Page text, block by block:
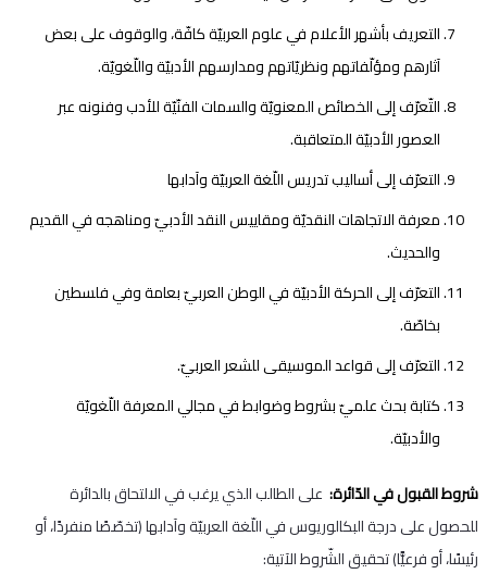
التعريف بأشهر الأعلام في علوم العربيّة كافّة، والوقوف على بعض
آثارهم ومؤلّفاتهم ونظريّاتهم ومدارسهم الأدبيّة واللّغويّة.
التّعرّف إلى الخصائص المعنويّة والسمات الفنّيّة للأدب وفنونه عبر
العصور الأدبيّة المتعاقبة.
التعرّف إلى أساليب تدريس اللّغة العربيّة وآدابها
معرفة الاتجاهات النقديّة ومقاييس النقد الأدبيّ ومناهجه في القديم
والحديث.
التعرّف إلى الحركة الأدبيّة في الوطن العربيّ بعامة وفي فلسطين
بخاصّة.
التعرّف إلى قواعد الموسيقى للشعر العربيّ.
كتابة بحث علميّ بشروط وضوابط في مجالي المعرفة اللّغويّة
والأدبيّة.
شروط القبول في الدّائرة: على الطالب الذي يرغب في الالتحاق بالدائرة
للحصول على درجة البكالوريوس في اللّغة العربيّة وآدابها (تخصّصًا منفردًا، أو
رئيسًا، أو فرعيًّا) تحقيق الشّروط الآتية: